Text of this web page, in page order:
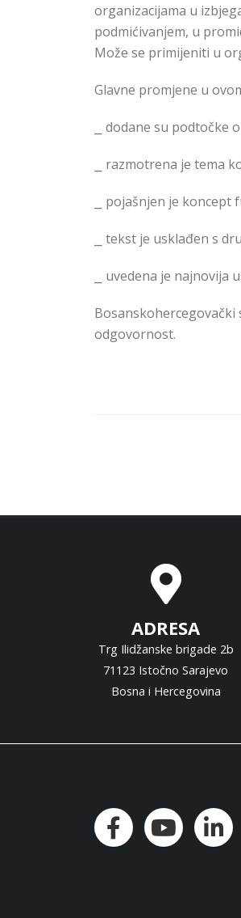
organizacijama u
podmićivanjem, u
Može se primijeniti u
Glavne promjene u
dodane su podtočke
razmotrena je tema
pojašnjen je koncept
tekst je usklađen s
uvedena je najnovija
Bоsаnskоhеrcеgоvаčki
odgovornost.
ADRESA
Trg Ilidžanske brigade 2b
71123 Istočno Sarajevo
Bosna i Hercegovina